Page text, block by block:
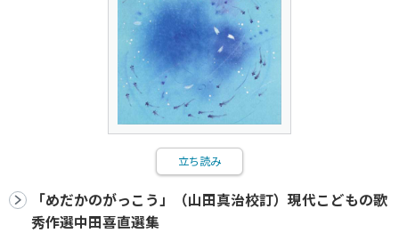
立ち読み
「めだかのがっこう」（山田真治校訂）現代こどもの歌
秀作選中田喜直選集